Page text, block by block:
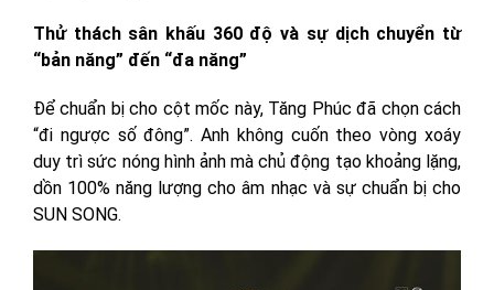
Thử thách sân khấu 360 độ và sự dịch chuyển từ
“bản năng” đến “đa năng”
Để chuẩn bị cho cột mốc này, Tăng Phúc đã chọn cách
“đi ngược số đông”. Anh không cuốn theo vòng xoáy
duy trì sức nóng hình ảnh mà chủ động tạo khoảng lặng,
dồn 100% năng lượng cho âm nhạc và sự chuẩn bị cho
SUN SONG.